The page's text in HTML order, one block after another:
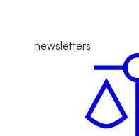
newsletters